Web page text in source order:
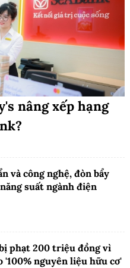
nâng xếp hạng
và công nghệ, đòn bẩy
suất ngành điện
phạt 200 triệu đồng vì
'100% nguyên liệu hữu cơ'